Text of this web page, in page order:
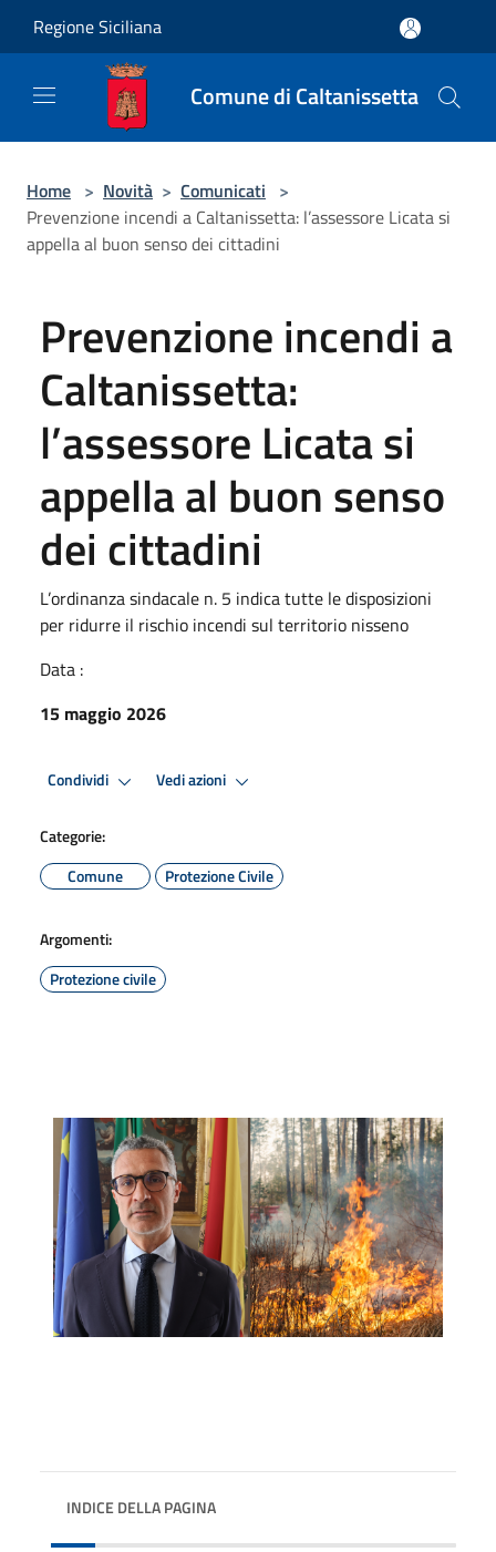
Regione Siciliana
Comune di Caltanissetta
Home > Novità > Comunicati >
Prevenzione incendi a Caltanissetta: l’assessore Licata si
appella al buon senso dei cittadini
Prevenzione incendi a
Caltanissetta:
l’assessore Licata si
appella al buon senso
dei cittadini
L’ordinanza sindacale n. 5 indica tutte le disposizioni
per ridurre il rischio incendi sul territorio nisseno
Data :
15 maggio 2026
Condividi Vedi azioni
Categorie:
Comune
Protezione Civile
Argomenti:
Protezione civile
INDICE DELLA PAGINA